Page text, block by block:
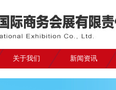
关于我们 新闻资讯